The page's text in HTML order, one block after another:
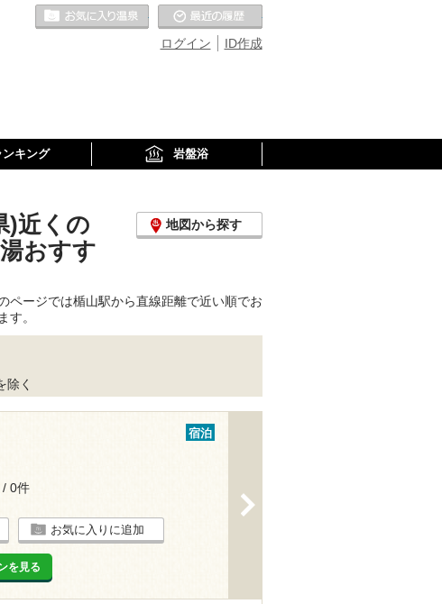
ID作成
ログイン
お気に入りの温泉
ンキング 岩盤浴
)近くの
おすす
地図から探す
ページでは楯山駅から直線距離で近い順でお
す。
除く
宿泊
/ 0件
お気に入りに追加
を見る